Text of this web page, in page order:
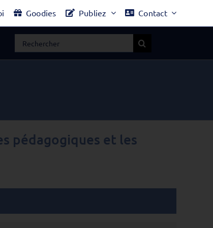
Goodies Publiez Contact
Rechercher:
pédagogiques et les